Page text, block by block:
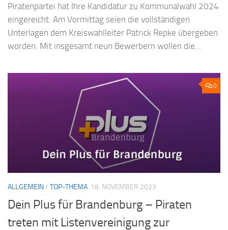
Piratenpartei hat Ihre Kandidatur zu Kommunalwahl 2024
eingereicht. Am Vormittag seien die vollständigen
Unterlagen dem Kreiswahlleiter Patrick Repke übergeben
worden. Mit insgesamt neun Bewerbern wollen die...
0
ALLGEMEIN/ TOP-THEMA 18. NOVEMBER 2023
Dein Plus für Brandenburg – Piraten
treten mit Listenvereinigung zur